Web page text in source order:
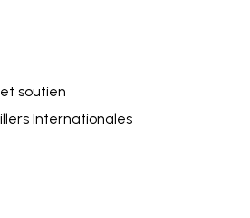
soutien
Internationales